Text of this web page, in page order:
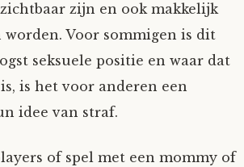
zijn en ook makkelijk
worden. Voor sommigen is dit
seksuele positie en waar dat
is het voor anderen een
idee van straf.
of spel met een mommy of